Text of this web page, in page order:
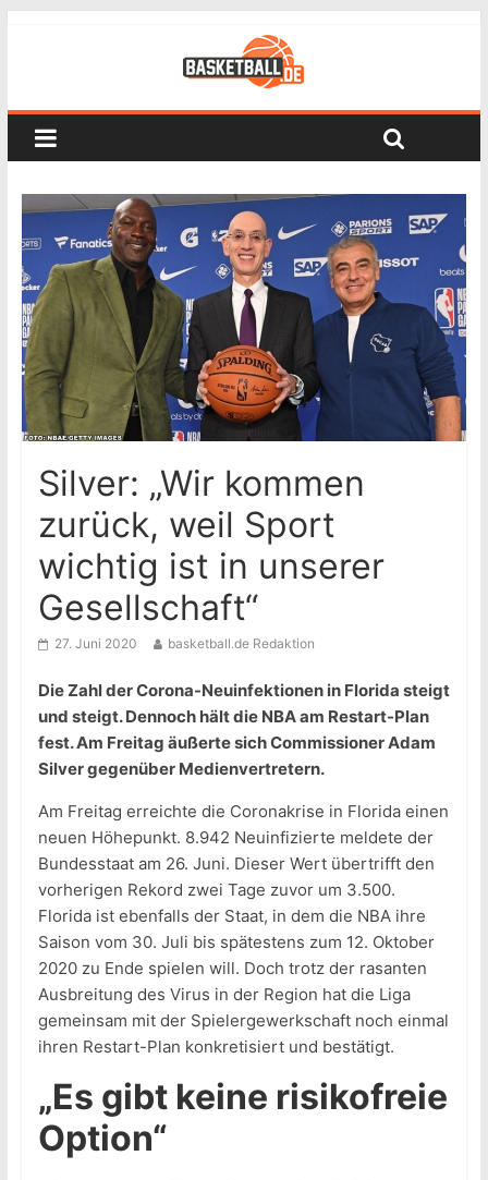
Silver: „Wir kommen
zurück, weil Sport
wichtig ist in unserer
Gesellschaft“
27. Juni 2020 basketball.de Redaktion
Die Zahl der Corona-Neuinfektionen in Florida steigt
und steigt. Dennoch hält die NBA am Restart-Plan
fest. Am Freitag äußerte sich Commissioner Adam
Silver gegenüber Medienvertretern.
Am Freitag erreichte die Coronakrise in Florida einen
neuen Höhepunkt. 8.942 Neuinfizierte meldete der
Bundesstaat am 26. Juni. Dieser Wert übertrifft den
vorherigen Rekord zwei Tage zuvor um 3.500.
Florida ist ebenfalls der Staat, in dem die NBA ihre
Saison vom 30. Juli bis spätestens zum 12. Oktober
2020 zu Ende spielen will. Doch trotz der rasanten
Ausbreitung des Virus in der Region hat die Liga
gemeinsam mit der Spielergewerkschaft noch einmal
ihren Restart-Plan konkretisiert und bestätigt.
„Es gibt keine risikofreie
Option“